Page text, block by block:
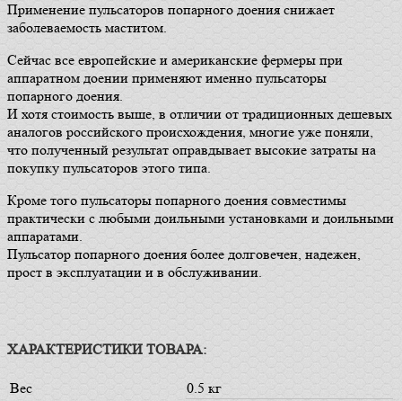
Применение пульсаторов попарного доения снижает
заболеваемость маститом.
Сейчас все европейские и американские фермеры при
аппаратном доении применяют именно пульсаторы
попарного доения.
И хотя стоимость выше, в отличии от традиционных дешевых
аналогов российского происхождения, многие уже поняли,
что полученный результат оправдывает высокие затраты на
покупку пульсаторов этого типа.
Кроме того пульсаторы попарного доения совместимы
практически с любыми доильными установками и доильными
аппаратами.
Пульсатор попарного доения более долговечен, надежен,
прост в эксплуатации и в обслуживании.
ХАРАКТЕРИСТИКИ ТОВАРА:
Вес
0.5 кг